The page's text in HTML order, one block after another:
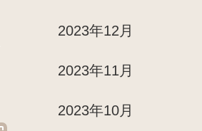
2023年12月
2023年11月
2023年10月